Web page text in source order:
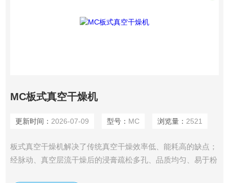
MC板式真空干燥机
更新时间： 2026-07-09 型号： MC 浏览量： 2521
板式真空干燥机解决了传统真空干燥效率低、能耗高的缺点；
经脉动、真空层流干燥后的浸膏疏松多孔、品质均匀、易于粉